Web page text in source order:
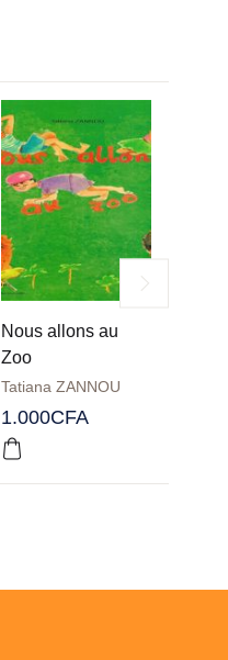
Nous allons au
Zoo
Tatiana ZANNOU
1.000CFA